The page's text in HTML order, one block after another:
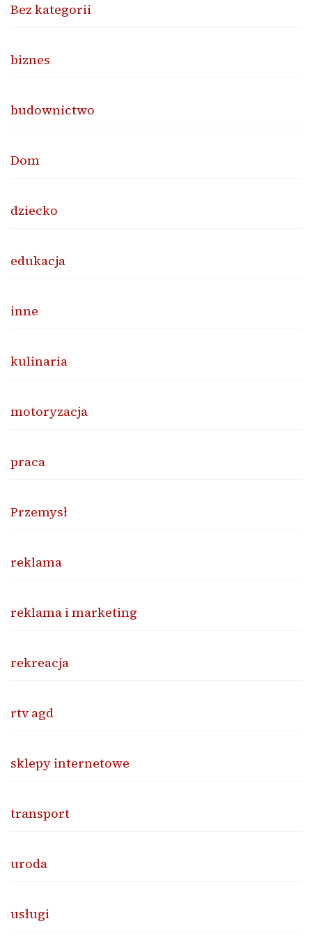
Bez kategorii
biznes
budownictwo
Dom
dziecko
edukacja
inne
kulinaria
motoryzacja
praca
Przemysł
reklama
reklama i marketing
rekreacja
rtv agd
sklepy internetowe
transport
uroda
usługi